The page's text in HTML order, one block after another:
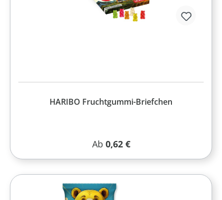
HARIBO Fruchtgummi-Briefchen
Regulärer Preis:
Ab 0,62 €